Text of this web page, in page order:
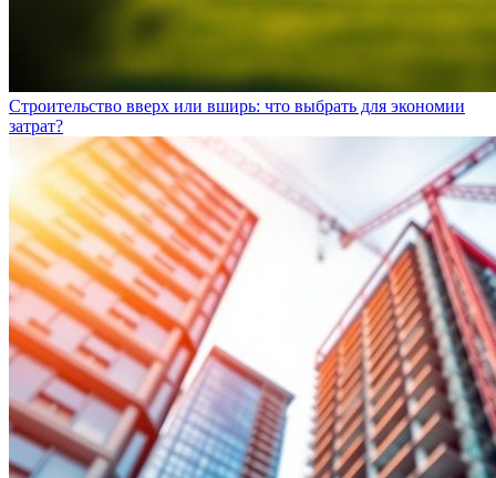
Строительство вверх или вширь: что выбрать для экономии
затрат?